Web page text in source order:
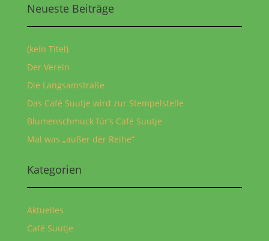
Neueste Beiträge
(kein Titel)
Der Verein
Die Langsamstraße
Das Café Suutje wird zur Stempelstelle
Blumenschmuck für‘s Café Suutje
Mal was „außer der Reihe“
Kategorien
Aktuelles
Café Suutje